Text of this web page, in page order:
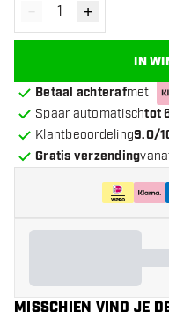
Verminder hoeveelheid
- Verhoog
+
IN
Betaal achterafmet
Spaar automatischtot
Klantbeoordeling9.0/
Gratis verzending
MISSCHIEN VIND JE